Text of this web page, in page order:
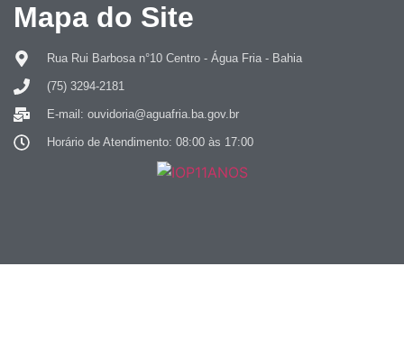
Mapa do Site
Rua Rui Barbosa n°10 Centro - Água Fria - Bahia
(75) 3294-2181
E-mail: ouvidoria@aguafria.ba.gov.br
Horário de Atendimento: 08:00 às 17:00